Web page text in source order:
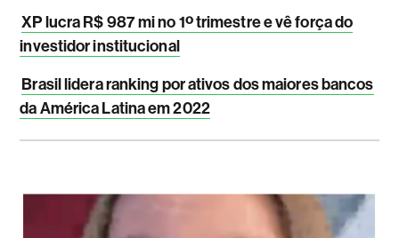
XP lucra R$ 987 mi no 1º trimestre e vê força do
investidor institucional
Brasil lidera ranking por ativos dos maiores bancos
da América Latina em 2022